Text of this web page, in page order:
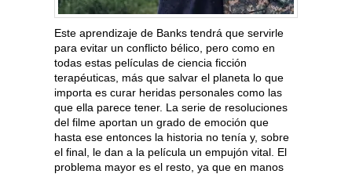
Este aprendizaje de Banks tendrá que servirle
para evitar un conflicto bélico, pero como en
todas estas películas de ciencia ficción
terapéuticas, más que salvar el planeta lo que
importa es curar heridas personales como las
que ella parece tener. La serie de resoluciones
del filme aportan un grado de emoción que
hasta ese entonces la historia no tenía y, sobre
el final, le dan a la película un empujón vital. El
problema mayor es el resto, ya que en manos